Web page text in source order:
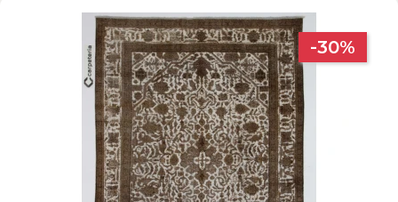
-30%